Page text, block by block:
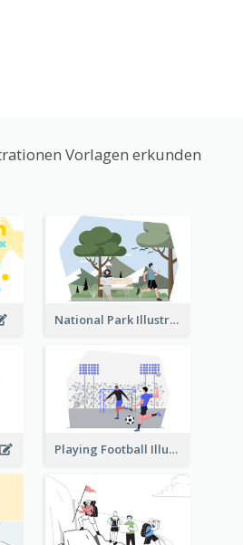
Vorlagen erkunden
National Park Illustration
Playing Football Illustration